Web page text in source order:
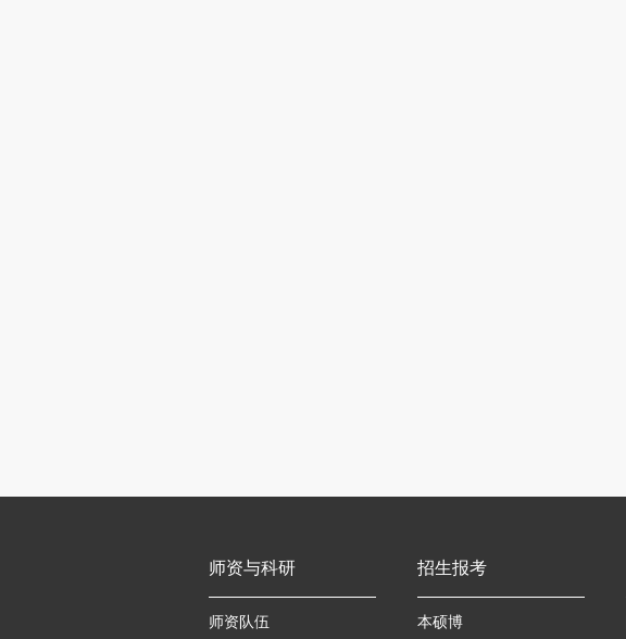
师资与科研
师资队伍
招生报考
本硕博